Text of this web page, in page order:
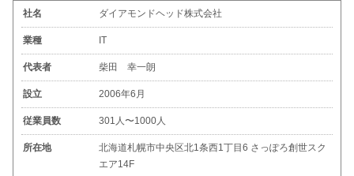
社名 ダイアモンドヘッド株式会社
業種 IT
代表者 柴田 幸一朗
設立 2006年6月
従業員数 301人〜1000人
所在地
北海道札幌市中央区北1条西1丁目6 さっぽろ創世スク
エア14F